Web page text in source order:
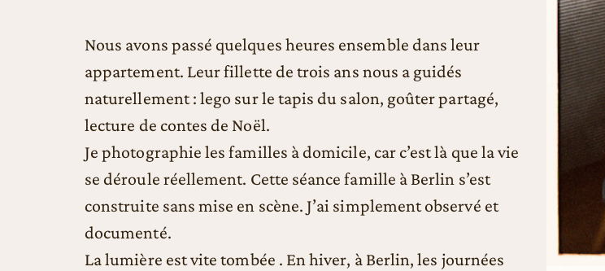
Nous avons passé quelques heures ensemble dans leur
appartement. Leur fillette de trois ans nous a guidés
naturellement : lego sur le tapis du salon, goûter partagé,
lecture de contes de Noël.
Je photographie les familles à domicile, car c’est là que la vie
se déroule réellement. Cette séance famille à Berlin s’est
construite sans mise en scène. J’ai simplement observé et
documenté.
La lumière est vite tombée . En hiver, à Berlin, les journées